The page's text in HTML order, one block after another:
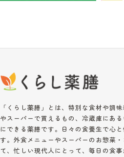
「くらし薬膳」とは、特別な食材や調
やスーパーで買えるもの、冷蔵庫にあ
にできる薬膳です。日々の食養生で心
す。外食メニューやスーパーのお惣菜
て、忙しい現代人にとって、毎日の食